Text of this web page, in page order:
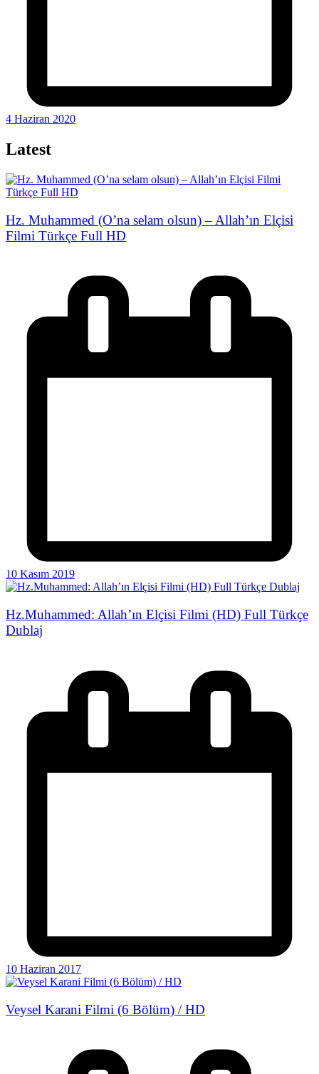
4 Haziran 2020
Latest
Hz. Muhammed (O’na selam olsun) – Allah’ın Elçisi
Filmi Türkçe Full HD
10 Kasım 2019
Hz.Muhammed: Allah’ın Elçisi Filmi (HD) Full Türkçe
Dublaj
10 Haziran 2017
Veysel Karani Filmi (6 Bölüm) / HD